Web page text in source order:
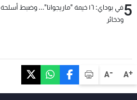
A+
A-
5
في بوداي: ١٦ خيمة "ماريجوانا"... وضبط أسلحة
وذخائر